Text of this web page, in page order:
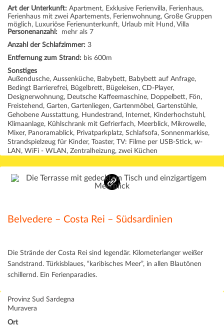
Art der Unterkunft: Apartment, Exklusive Ferienvilla, Ferienhaus,
Ferienhaus mit zwei Apartements, Ferienwohnung, Große Gruppen
möglich, Luxuriöse Ferienunterkunft, Urlaub mit Hund, Villa
Personenanzahl:
mehr als 7
Anzahl der Schlafzimmer: 3
Entfernung zum Strand: bis 600m
Sonstiges
Außendusche, Aussenküche, Babybett, Babybett auf Anfrage,
Bedingt Barrierefrei, Bügelbrett, Bügeleisen, CD-Player,
Designerwohnung, Deutsche Kaffeemaschine, Doppelbett, Fön,
Freistehend, Garten, Gartenliegen, Gartenmöbel, Gartenstühle,
Gehobene Ausstattung, Hundestrand, Internet, Kinderhochstuhl,
Klimaanlage, Kühlschrank mit Gefrierfach, Meerblick, Mikrowelle,
Mixer, Panoramablick, Privatparkplatz, Schlafsofa, Sonnenmarkise,
Strandspielzeug für Kinder, Toaster, TV: Filme per USB-Stick, w-
LAN, WiFi - WLAN, Zentralheizung, zwei Küchen
Belvedere – Costa Rei – Südsardinien
Die Strände der Costa Rei sind legendär. Kilometerlanger weißer
Sandstrand. Türkisblaues, “karibisches Meer”, in allen Blautönen
schillernd. Ein Ferienparadies.
Provinz Sud Sardegna
Muravera
Ort